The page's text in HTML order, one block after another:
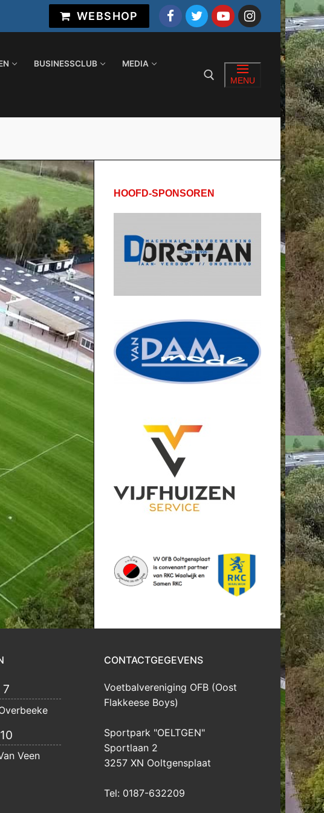
WEBSHOP
BUSINESSCLUB MEDIA
MENU
HOOFD-SPONSOREN
7
10
Veen
CONTACTGEGEVENS
Voetbalvereniging OFB (Oost
Flakkeese Boys)
Sportpark "OELTGEN"
Sportlaan 2
3257 XN Ooltgensplaat
Tel: 0187-632209